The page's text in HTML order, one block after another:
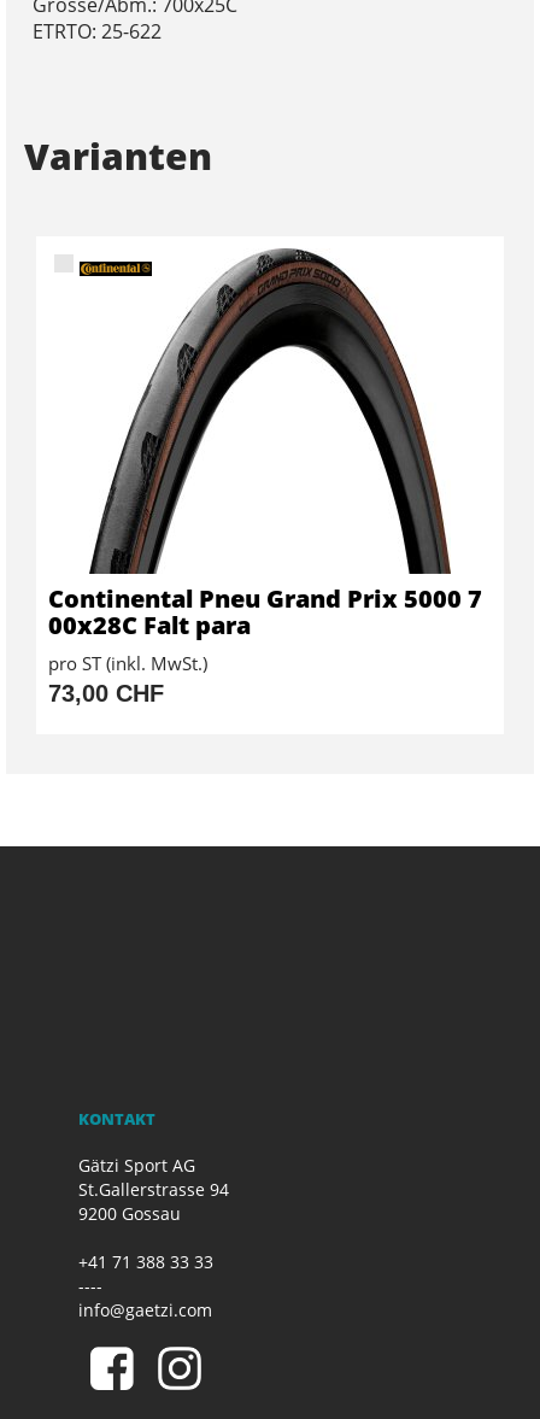
ETRTO: 25-622
Varianten
Continental Pneu Grand Prix 5000 7
00x28C Falt para
pro ST (inkl. MwSt.)
73,00 CHF
KONTAKT
Gätzi Sport AG
St.Gallerstrasse 94
9200 Gossau
+41 71 388 33 33
----
info@gaetzi.com